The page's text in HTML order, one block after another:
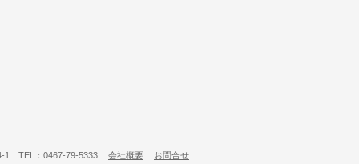
1 TEL：0467-79-5333 会社概要 お問合せ